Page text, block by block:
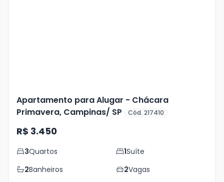
Apartamento para Alugar - Chácara
Primavera, Campinas/ SP
Cód. 217410
R$ 3.450
3Quartos 1Suíte
2Banheiros 2Vagas